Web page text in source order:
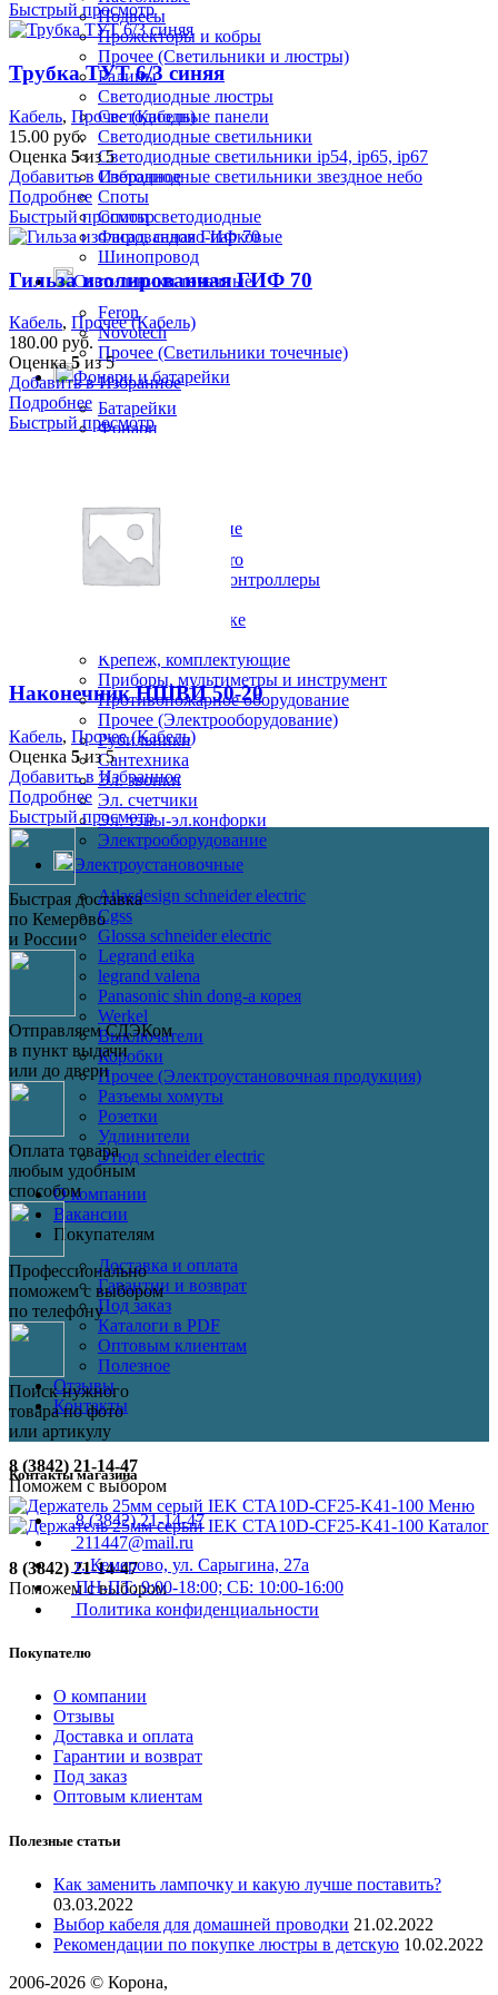
Подвесы
Прожекторы и кобры
Прочее (Светильники и люстры)
Ралины
Светодиодные люстры
Светодиодные панели
Светодиодные светильники
Светодиодные светильники ip54, ip65, ip67
Светодиодные светильники звездное небо
Споты
Споты светодиодные
Фасад, садово-парковые
Шинопровод
Светильники точечные
Feron
Novotech
Прочее (Светильники точечные)
Фонари и батарейки
Батарейки
Фонари
Пластик
Электрооборудование
Умный дом hite pro
Блоки питания, контроллеры
Запчасти к технике
Крепеж, комплектующие
Приборы, мультиметры и инструмент
Противопожарное оборудование
Прочее (Электрооборудование)
Рубильники
Сантехника
Эл. звонки
Эл. счетчики
Эл. тэны-эл.конфорки
Электрооборудование
Электроустановочные
Atlasdesign schneider electric
Cgss
Glossa schneider electric
Legrand etika
legrand valena
Panasonic shin dong-a корея
Werkel
Выключатели
Коробки
Прочее (Электроустановочная продукция)
Разъемы хомуты
Розетки
Удлинители
Этюд schneider electric
О компании
Вакансии
Покупателям
Доставка и оплата
Гарантии и возврат
Под заказ
Каталоги в PDF
Оптовым клиентам
Полезное
Отзывы
Контакты
8 (3842) 21-14-47
Поможем с выбором
Меню
Каталог
8 (3842) 21-14-47
Поможем с выбором
Быстрый просмотр
Трубка ТУТ 6/3 синяя
Кабель, Прочее (Кабель)
15.00 руб.
Оценка 5из 5
Добавить в Избранное
Подробнее
Быстрый просмотр
Гильза изолированная ГИФ 70
Кабель, Прочее (Кабель)
180.00 руб.
Оценка5из 5
Добавить в Избранное
Подробнее
Быстрый просмотр
Наконечник НШВИ 50-20
Кабель, Прочее (Кабель)
Оценка 5из 5
Добавить в Избранное
Подробнее
Быстрый просмотр
Быстрая доставка
по Кемерово
и России
Отправляем СДЭКом
в пункт выдачи
или до двери
Оплата товара
любым удобным
способом
Профессионально
поможем с выбором
по телефону
Поиск нужного
товара по фото
или артикулу
Контакты магазина
8 (3842) 21-14-47
211447@mail.ru
г. Кемерово, ул. Сарыгина, 27а
ПН-ПТ: 9:00-18:00; СБ: 10:00-16:00
Политика конфиденциальности
Покупателю
О компании
Отзывы
Доставка и оплата
Гарантии и возврат
Под заказ
Оптовым клиентам
Полезные статьи
Как заменить лампочку и какую лучше поставить?
03.03.2022
Выбор кабеля для домашней проводки 21.02.2022
Рекомендации по покупке люстры в детскую 10.02.2022
2006-2026 © Корона,